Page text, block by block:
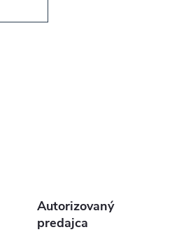
Autorizovaný
predajca